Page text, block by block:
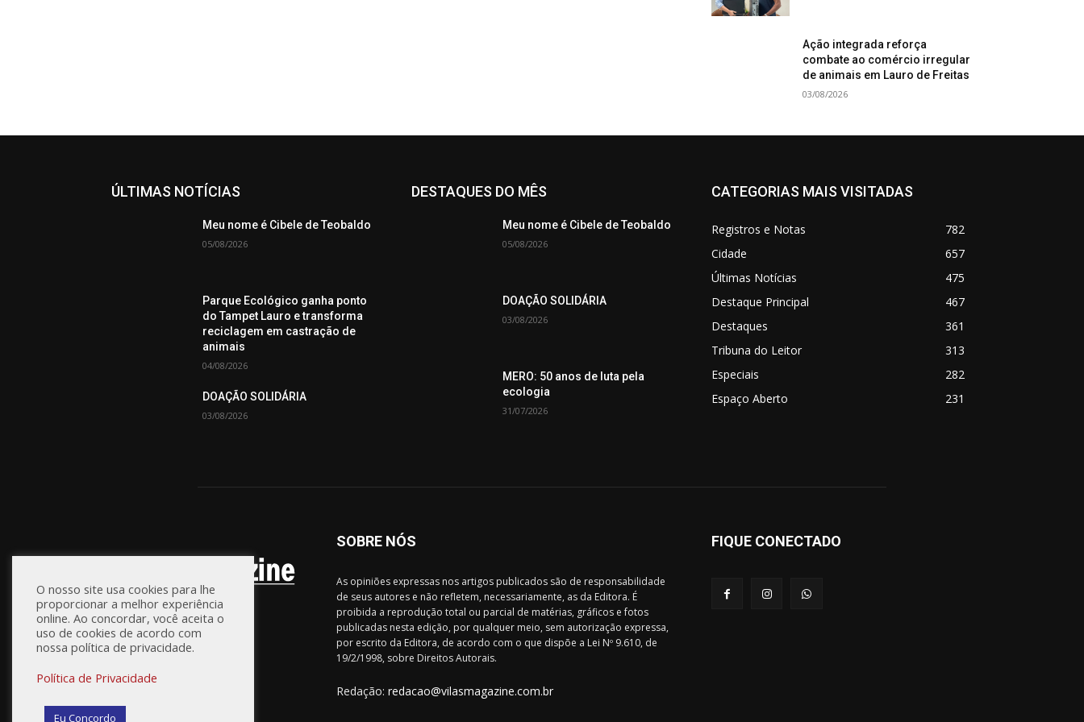
Ação integrada reforça
combate ao comércio irregular
de animais em Lauro de Freitas
03/08/2026
ÚLTIMAS NOTÍCIAS
Meu nome é Cibele de Teobaldo
05/08/2026
Parque Ecológico ganha ponto
do Tampet Lauro e transforma
reciclagem em castração de
animais
04/08/2026
DOAÇÃO SOLIDÁRIA
03/08/2026
DESTAQUES DO MÊS
Meu nome é Cibele de Teobaldo
05/08/2026
DOAÇÃO SOLIDÁRIA
03/08/2026
MERO: 50 anos de luta pela
ecologia
31/07/2026
CATEGORIAS MAIS VISITADAS
Registros e Notas
782
Cidade
657
Últimas Notícias
475
Destaque Principal
467
Destaques
361
Tribuna do Leitor
313
Especiais
282
Espaço Aberto
231
SOBRE NÓS
As opiniões expressas nos artigos publicados são de responsabilidade
de seus autores e não refletem, necessariamente, as da Editora. É
proibida a reprodução total ou parcial de matérias, gráficos e fotos
publicadas nesta edição, por qualquer meio, sem autorização expressa,
por escrito da Editora, de acordo com o que dispõe a Lei Nº 9.610, de
19/2/1998, sobre Direitos Autorais.
Redação: redacao@vilasmagazine.com.br
FIQUE CONECTADO
O nosso site usa cookies para lhe
proporcionar a melhor experiência
online. Ao concordar, você aceita o
uso de cookies de acordo com
nossa política de privacidade.
Política de Privacidade
Eu Concordo